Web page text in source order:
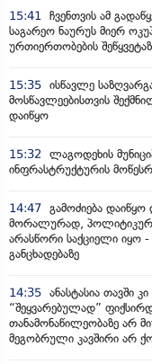
15:41
ჩვენთვის ამ
საგარეო ნაურუს მიერ
ურთიერთობების
15:35 ისწავლე
მოსწავლეებისთვის
დაიწყო
15:32
ლაგოდეხის
ინფრასტრუქტურის
14:47 გამოძიება
მორალურად,
არასწორი საქციელი იყო
განცხადებაზე
14:35 ანასტასია თავში
“შეყვარებულად”
თანამონაწილეობაზე არ
მეგობრული კავშირი არ